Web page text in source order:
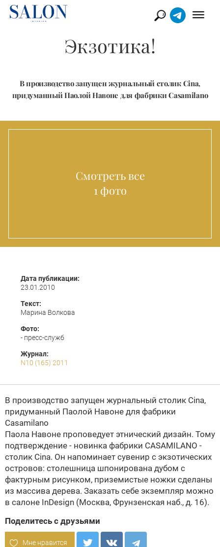
Экзотика!
В производство запущен журнальный столик Cina,
придуманный Паолой Навоне для фабрики Casamilano
Смотреть все
1 фото
Дата публикации:
23.01.2010
Текст:
Марина Волкова
Фото:
- пресс-служб
Журнал:
N10 (165) 2011
В производство запущен журнальный столик Cina,
придуманный Паолой Навоне для фабрики
Casamilano
Паола Навоне проповедует этнический дизайн. Тому
подтверждение - новинка фабрики CASAMILANO -
столик Cina. Он напоминает сувенир с экзотических
островов: столешница шпонирована дубом с
фактурным рисунком, приземистые ножки сделаны
из массива дерева. Заказать себе экземпляр можно
в салоне InDesign (Москва, Фрунзенская наб., д. 16).
Поделитесь с друзьями
Мне нравится